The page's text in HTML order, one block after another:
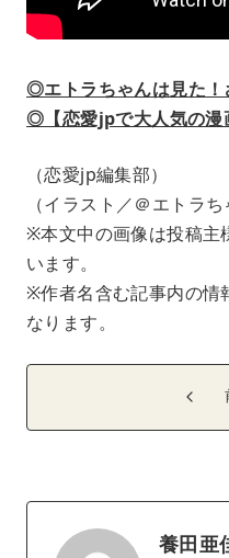
◎エトラちゃんは見た
◎【恋愛jpで大人気の漫
（恋愛jp編集部）
（イラスト／＠エトラち
※本文中の画像は投稿主
います。
※作者名含む記事内の情
なります。
養田亜